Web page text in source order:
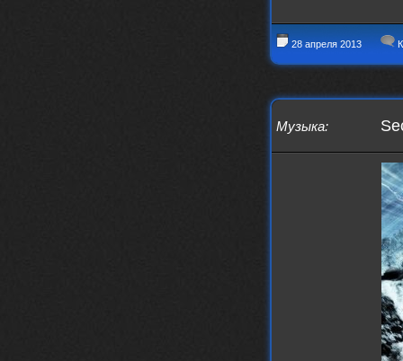
28 апреля 2013
Музыка: